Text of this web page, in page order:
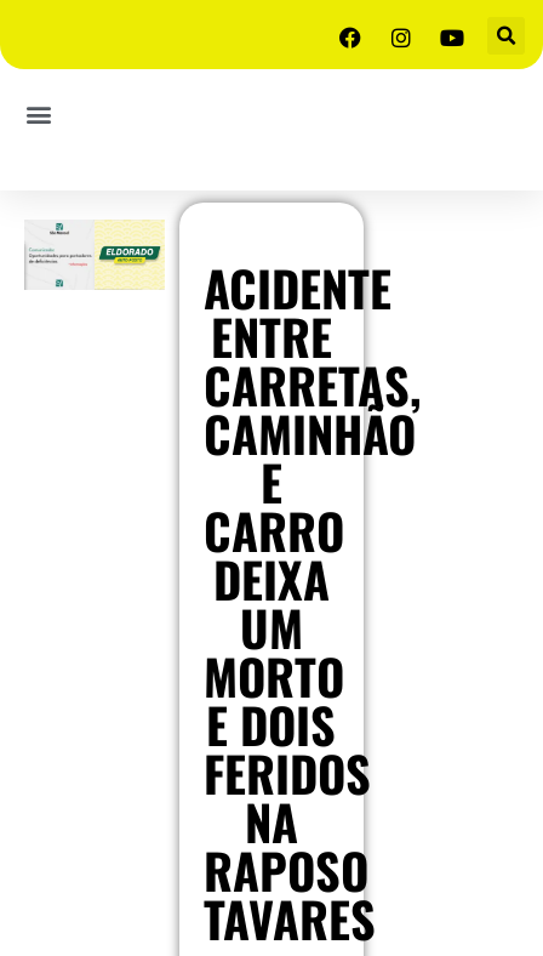
ACIDENTE
ENTRE
CARRETAS,
CAMINHÃO
E
CARRO
DEIXA
UM
MORTO
E DOIS
FERIDOS
NA
RAPOSO
TAVARES